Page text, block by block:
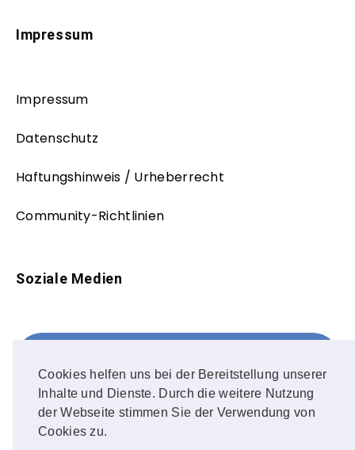
Cookies helfen uns bei der Bereitstellung unserer
Inhalte und Dienste. Durch die weitere Nutzung
der Webseite stimmen Sie der Verwendung von
Cookies zu.
Impressum
Impressum
Datenschutz
Haftungshinweis / Urheberrecht
Community-Richtlinien
Soziale Medien
FOLLOW ME!
Instagram
OUR PHOTOS!